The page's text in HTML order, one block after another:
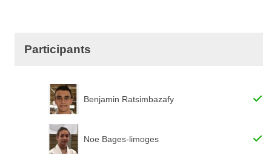
Participants
Benjamin Ratsimbazafy
Noe Bages-limoges